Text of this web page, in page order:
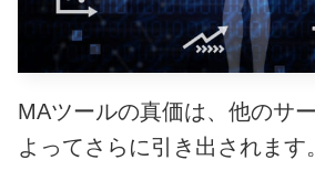
MAツールの真価は、他のサ
よってさらに引き出されます。